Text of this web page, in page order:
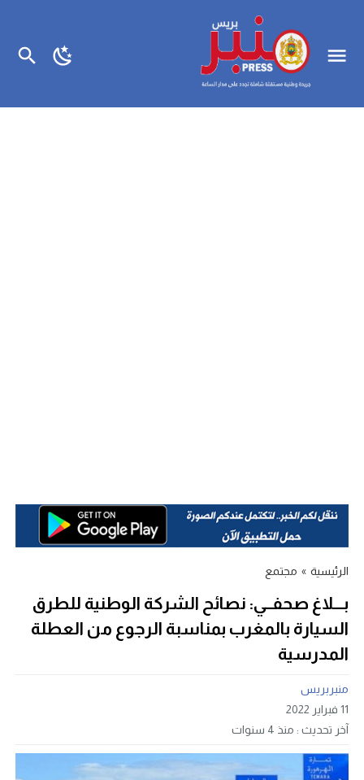
الرئيسية » مجتمع
بـــلاغ صحفــي: نصائح الشركة الوطنية للطرق
السيارة بالمغرب بمناسبة الرجوع من العطلة
المدرسية
منبربريس
11 فبراير 2022
آخر تحديث : منذ 4 سنوات